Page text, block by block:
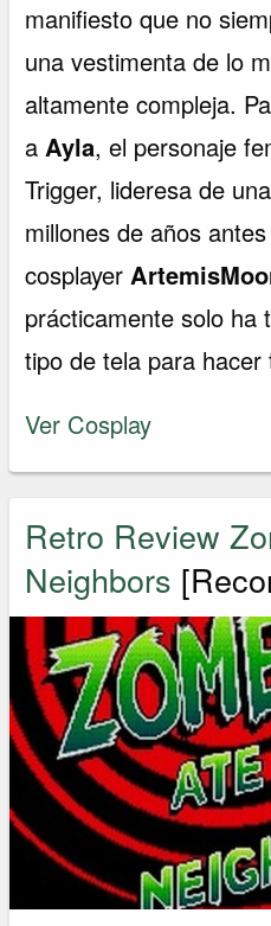
manifiesto que no
una vestimenta de lo
altamente compleja.
aAyla, el personaje
Trigger, lideresa de
millones de años
cosplayer
prácticamente solo ha
tipo de tela para hacer
Ver Cosplay
Retro Review
Neighbors